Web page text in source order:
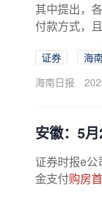
其中提出，
付款方式，
证券 海
海南日报
安徽：5
证券时报e公
金支付购房